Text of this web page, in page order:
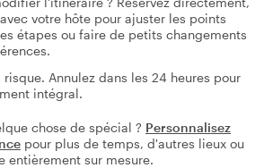
votre hôte pour ajuster les points
étapes ou faire de petits changements
risque. Annulez dans les 24 heures pour
intégral.
chose de spécial ? Personnalisez
pour plus de temps, d'autres lieux ou
entièrement sur mesure.